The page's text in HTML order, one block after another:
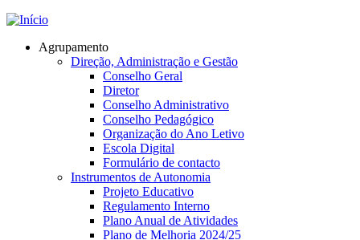
Jump to navigation
Agrupamento
Direção, Administração e Gestão
Conselho Geral
Diretor
Conselho Administrativo
Conselho Pedagógico
Organização do Ano Letivo
Escola Digital
Formulário de contacto
Instrumentos de Autonomia
Projeto Educativo
Regulamento Interno
Plano Anual de Atividades
Plano de Melhoria 2024/25